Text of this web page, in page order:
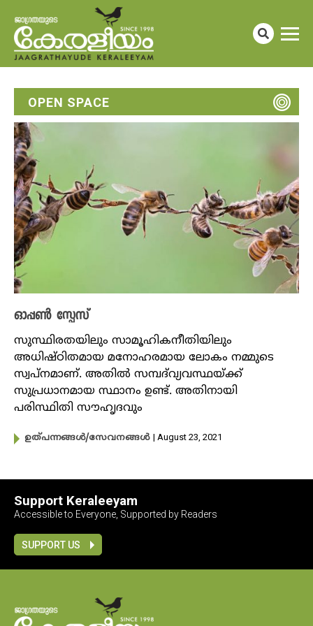
OPEN SPACE
ഓപ്പൺ സ്പേസ്
സുസ്ഥിരതയിലും സാമൂഹികനീതിയിലും
അധിഷ്ഠിതമായ മനോഹരമായ ലോകം നമ്മുടെ
സ്വപ്നമാണ്. അതിൽ സമ്പദ്‌വ്യവസ്ഥയ്ക്ക്
സുപ്രധാനമായ സ്ഥാനം ഉണ്ട്. അതിനായി
പരിസ്ഥിതി സൗഹൃദവും
ഉത്പന്നങ്ങൾ/സേവനങ്ങൾ | August 23, 2021
Support Keraleeyam
Accessible to Everyone, Supported by Readers
SUPPORT US